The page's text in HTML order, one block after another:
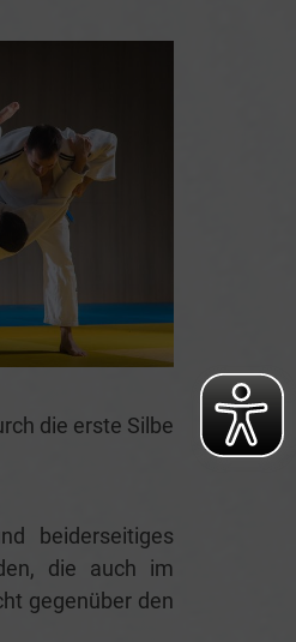
die erste Silbe
beiderseitiges
die auch im
gegenüber den